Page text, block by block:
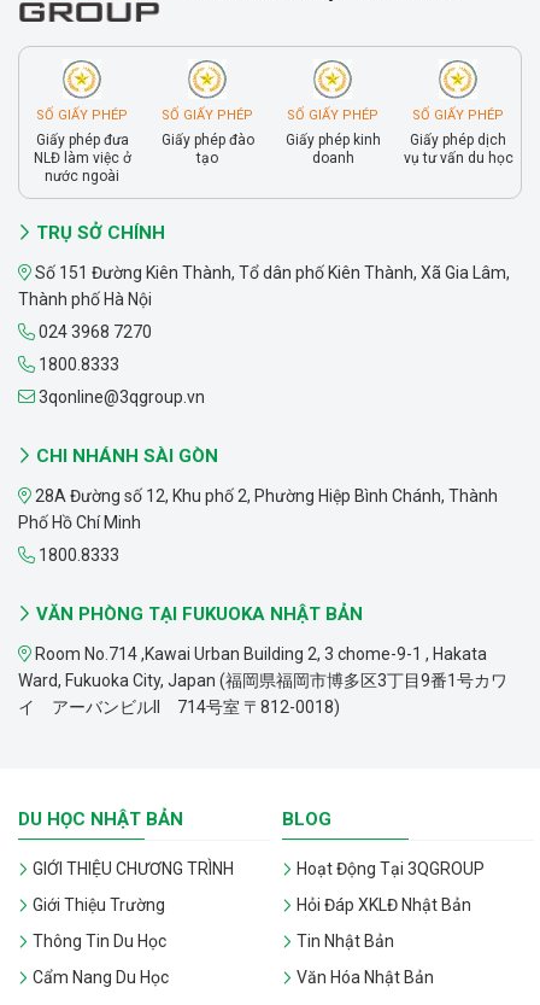
SỐ GIẤY PHÉP
Giấy phép đưa
NLĐ làm việc ở
nước ngoài
SỐ GIẤY PHÉP
Giấy phép đào
tạo
SỐ GIẤY PHÉP
Giấy phép kinh
doanh
SỐ GIẤY PHÉP
Giấy phép dịch
vụ tư vấn du học
TRỤ SỞ CHÍNH
Số 151 Đường Kiên Thành, Tổ dân phố Kiên Thành, Xã Gia Lâm,
Thành phố Hà Nội
024 3968 7270
1800.8333
3qonline@3qgroup.vn
CHI NHÁNH SÀI GÒN
28A Đường số 12, Khu phố 2, Phường Hiệp Bình Chánh, Thành
Phố Hồ Chí Minh
1800.8333
VĂN PHÒNG TẠI FUKUOKA NHẬT BẢN
Room No.714 ,Kawai Urban Building 2, 3 chome-9-1 , Hakata
Ward, Fukuoka City, Japan (福岡県福岡市博多区3丁目9番1号カワ
イ アーバンビルII 714号室 〒812-0018)
DU HỌC NHẬT BẢN
GIỚI THIỆU CHƯƠNG TRÌNH
Giới Thiệu Trường
Thông Tin Du Học
Cẩm Nang Du Học
BLOG
Hoạt Động Tại 3QGROUP
Hỏi Đáp XKLĐ Nhật Bản
Tin Nhật Bản
Văn Hóa Nhật Bản